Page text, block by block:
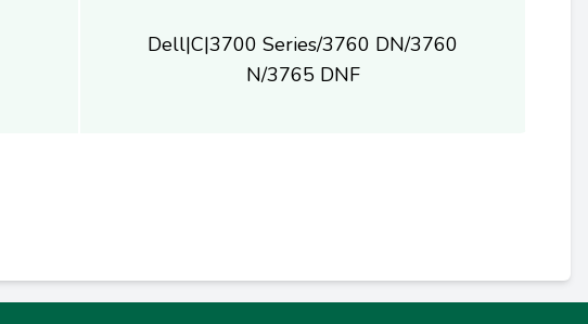
Dell|C|3700 Series/3760 DN/3760
N/3765 DNF